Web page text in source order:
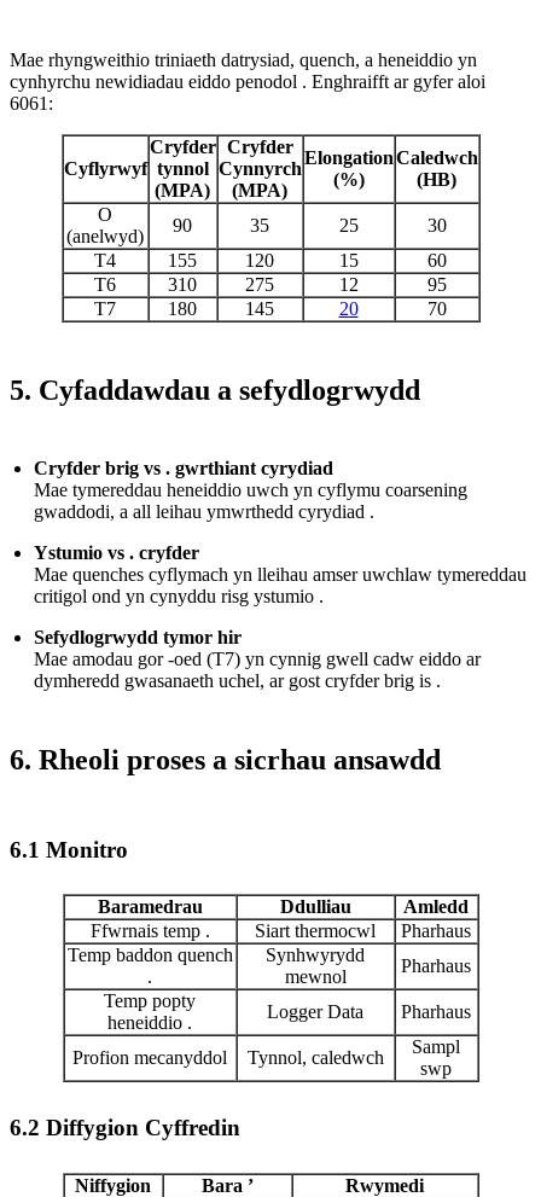
Mae rhyngweithio triniaeth datrysiad, quench, a heneiddio yn
cynhyrchu newidiadau eiddo penodol . Enghraifft ar gyfer aloi
6061:
Cyflyrwyf
Cryfder
tynnol
(MPA)
Cryfder
Cynnyrch
(MPA)
Elongation
(%)
Caledwch
(HB)
O
(anelwyd)
90 35 25
30
T4
155 120 15
60
T6
310 275 12
95
T7
180 145 20 70
5. Cyfaddawdau a sefydlogrwydd
Cryfder brig vs . gwrthiant cyrydiad
Mae tymereddau heneiddio uwch yn cyflymu coarsening
gwaddodi, a all leihau ymwrthedd cyrydiad .
Ystumio vs . cryfder
Mae quenches cyflymach yn lleihau amser uwchlaw tymereddau
critigol ond yn cynyddu risg ystumio .
Sefydlogrwydd tymor hir
Mae amodau gor -oed (T7) yn cynnig gwell cadw eiddo ar
dymheredd gwasanaeth uchel, ar gost cryfder brig is .
6. Rheoli proses a sicrhau ansawdd
6.1 Monitro
Baramedrau Ddulliau
Amledd
Ffwrnais temp .
Siart thermocwl
Pharhaus
Temp baddon quench
.
Synhwyrydd
mewnol
Pharhaus
Temp popty
heneiddio .
Logger Data Pharhaus
Profion mecanyddol Tynnol, caledwch
Sampl
swp
6.2 Diffygion Cyffredin
Niffygion Bara ’
Rwymedi